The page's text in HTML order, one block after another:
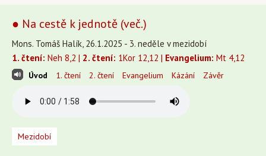
● Na cestě k jednotě (več.)
Mons. Tomáš Halík, 26.1.2025 - 3. neděle v mezidobí
1. čtení: Neh 8,2 | 2. čtení: 1Kor 12,12 | Evangelium: Mt 4,12
Úvod 1. čtení 2. čtení Evangelium Kázání Závěr
Mezidobí